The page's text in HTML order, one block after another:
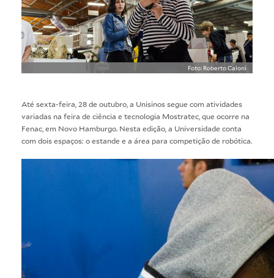
Foto: Roberto Caloni
Até sexta-feira, 28 de outubro, a Unisinos segue com atividades
variadas na feira de ciência e tecnologia Mostratec, que ocorre na
Fenac, em Novo Hamburgo. Nesta edição, a Universidade conta
com dois espaços: o estande e a área para competição de robótica.